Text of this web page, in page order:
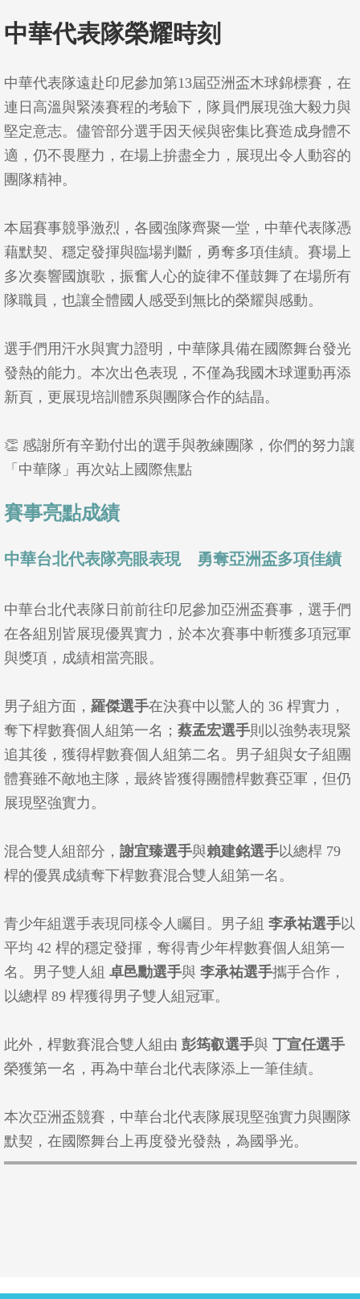
中華代表隊榮耀時刻
中華代表隊遠赴印尼參加第13屆亞洲盃木球錦標賽，在
連日高溫與緊湊賽程的考驗下，隊員們展現強大毅力與
堅定意志。儘管部分選手因天候與密集比賽造成身體不
適，仍不畏壓力，在場上拚盡全力，展現出令人動容的
團隊精神。
本屆賽事競爭激烈，各國強隊齊聚一堂，中華代表隊憑
藉默契、穩定發揮與臨場判斷，勇奪多項佳績。賽場上
多次奏響國旗歌，振奮人心的旋律不僅鼓舞了在場所有
隊職員，也讓全體國人感受到無比的榮耀與感動。
選手們用汗水與實力證明，中華隊具備在國際舞台發光
發熱的能力。本次出色表現，不僅為我國木球運動再添
新頁，更展現培訓體系與團隊合作的結晶。
👏 感謝所有辛勤付出的選手與教練團隊，你們的努力讓
「中華隊」再次站上國際焦點
賽事亮點成績
中華台北代表隊亮眼表現 勇奪亞洲盃多項佳績
中華台北代表隊日前前往印尼參加亞洲盃賽事，選手們
在各組別皆展現優異實力，於本次賽事中斬獲多項冠軍
與獎項，成績相當亮眼。
男子組方面， 羅傑選手在決賽中以驚人的 36 桿實力，
奪下桿數賽個人組第一名； 蔡孟宏選手則以強勢表現緊
追其後，獲得桿數賽個人組第二名。男子組與女子組團
體賽雖不敵地主隊，最終皆獲得團體桿數賽亞軍，但仍
展現堅強實力。
混合雙人組部分， 謝宜臻選手與賴建銘選手以總桿 79
桿的優異成績奪下桿數賽混合雙人組第一名。
青少年組選手表現同樣令人矚目。男子組 李承祐選手以
平均 42 桿的穩定發揮，奪得青少年桿數賽個人組第一
名。男子雙人組 卓邑勳選手與 李承祐選手攜手合作，
以總桿 89 桿獲得男子雙人組冠軍。
此外，桿數賽混合雙人組由 彭筠叡選手與 丁宣任選手
榮獲第一名，再為中華台北代表隊添上一筆佳績。
本次亞洲盃競賽，中華台北代表隊展現堅強實力與團隊
默契，在國際舞台上再度發光發熱，為國爭光。